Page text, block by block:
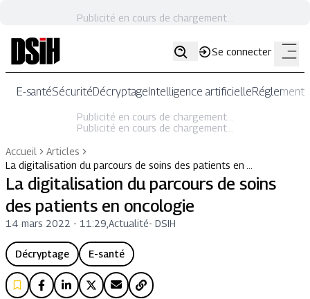
Publicité en cours de chargement...
Se connecter
E-santéSécuritéDécryptageIntelligence artificielle
Publicité en cours de chargement...
Publicité en cours de chargement...
Accueil
Articles
La digitalisation du parcours de soins des patients en …
La digitalisation du parcours de soins
des patients en oncologie
14 mars 2022 - 11:29 Actualité- DSIH
Décryptage E-santé